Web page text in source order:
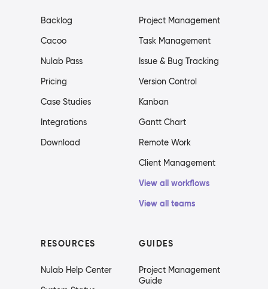
Backlog
Cacoo
Nulab Pass
Pricing
Case Studies
Integrations
Download
Project Management
Task Management
Issue & Bug Tracking
Version Control
Kanban
Gantt Chart
Remote Work
Client Management
View all workflows
View all teams
RESOURCES
Nulab Help Center
GUIDES
Project Management
Guide